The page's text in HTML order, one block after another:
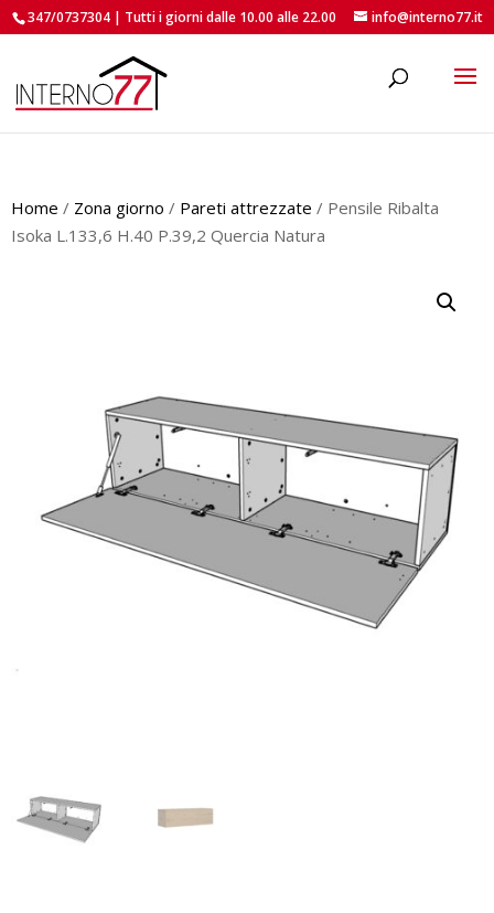
347/0737304 | Tutti i giorni dalle 10.00 alle 22.00 info@interno77.it
Home / Zona giorno / Pareti attrezzate / Pensile Ribalta
Isoka L.133,6 H.40 P.39,2 Quercia Natura